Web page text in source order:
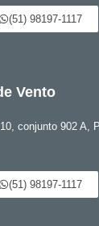
(51) 98197-1117
Vento
conjunto 902 A,
(51) 98197-1117